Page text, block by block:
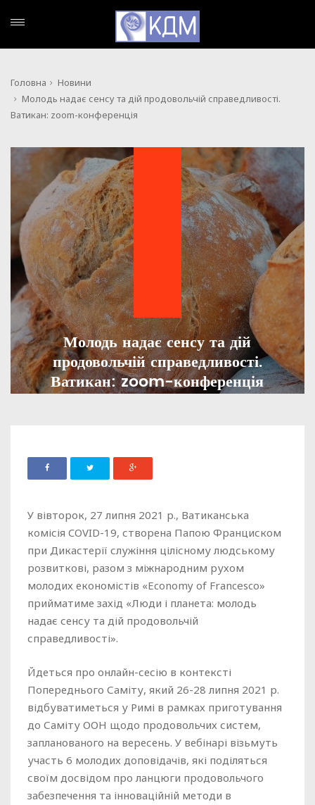
Головна
Новини
Молодь надає сенсу та дій продовольчій справедливості.
Ватикан: zoom-конференція
Молодь надає сенсу та дій
продовольчій справедливості.
Ватикан: zoom-конференція
У вівторок, 27 липня 2021 р., Ватиканська
комісія COVID-19, створена Папою Франциском
при Дикастерії служіння цілісному людському
розвиткові, разом з міжнародним рухом
молодих економістів «Economy of Francesco»
прийматиме захід «Люди і планета: молодь
надає сенсу та дій продовольчій
справедливості».
Йдеться про онлайн-сесію в контексті
Попереднього Саміту, який 26-28 липня 2021 р.
відбуватиметься у Римі в рамках приготування
до Саміту ООН щодо продовольчих систем,
запланованого на вересень. У вебінарі візьмуть
участь 6 молодих доповідачів, які поділяться
своїм досвідом про ланцюги продовольчого
забезпечення та інноваційній методи в